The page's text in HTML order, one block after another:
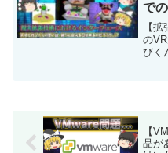
で
出
【
の
びく
【
品が